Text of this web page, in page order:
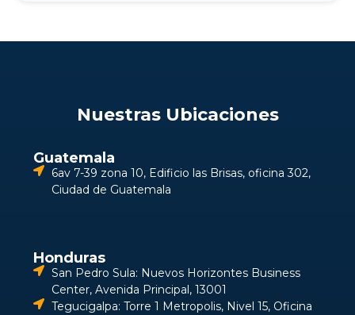
Nuestras Ubicaciones
Guatemala
6av 7-39 zona 10, Edificio las Brisas, oficina 302,
Ciudad de Guatemala
Honduras
San Pedro Sula: Nuevos Horizontes Business
Center, Avenida Principal, 13001
Tegucigalpa: Torre 1 Metropolis, Nivel 15, Oficina